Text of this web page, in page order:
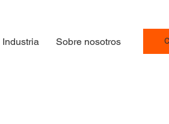
Industria Sobre nosotros